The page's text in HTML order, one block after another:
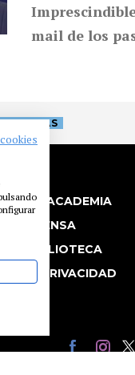
mail de los
LA ACADEMIA
PRENSA
BIBLIOTECA
P. PRIVACIDAD